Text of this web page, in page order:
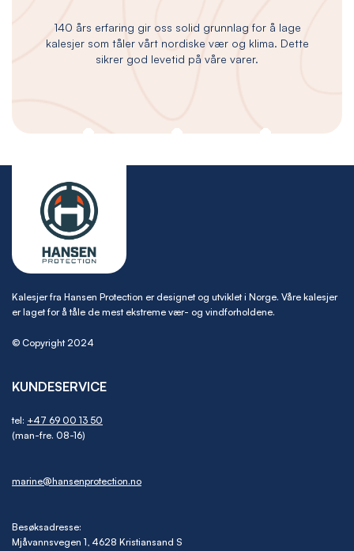
140 års erfaring gir oss solid grunnlag for å lage
kalesjer som tåler vårt nordiske vær og klima. Dette
sikrer god levetid på våre varer.
Kalesjer fra Hansen Protection er designet og utviklet i Norge. Våre kalesjer
er laget for å tåle de mest ekstreme vær- og vindforholdene.
© Copyright 2024
KUNDESERVICE
tel: +47 69 00 13 50
(man-fre. 08-16)
marine@hansenprotection.no
Besøksadresse:
Mjåvannsvegen 1, 4628 Kristiansand S